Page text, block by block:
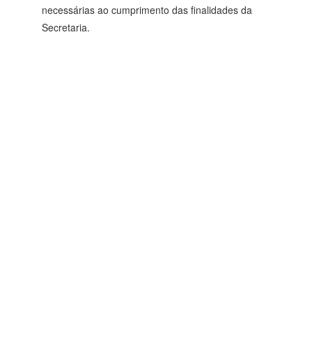
necessárias ao cumprimento das finalidades da
Secretaria.